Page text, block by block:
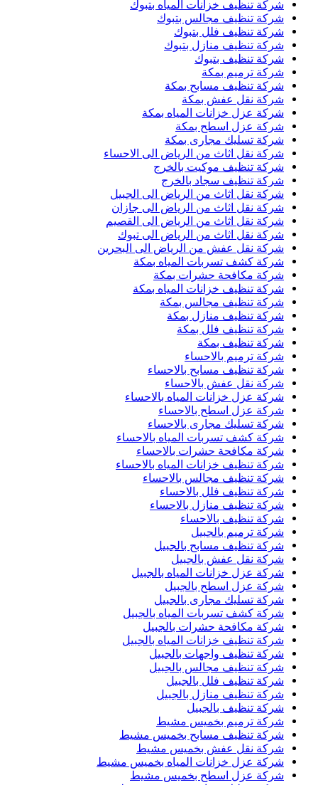
شركة تنظيف خزانات المياه بتبوك
شركة تنظيف مجالس بتبوك
شركة تنظيف فلل بتبوك
شركة تنظيف منازل بتبوك
شركة تنظيف بتبوك
شركة ترميم بمكة
شركة تنظيف مسابح بمكة
شركة نقل عفش بمكة
شركة عزل خزانات المياه بمكة
شركة عزل اسطح بمكة
شركة تسليك مجارى بمكة
شركة نقل اثاث من الرياض الى الاحساء
شركة تنظيف موكيت بالخرج
شركة تنظيف سجاد بالخرج
شركة نقل اثاث من الرياض الى الجبيل
شركة نقل اثاث من الرياض الى جازان
شركة نقل اثاث من الرياض الى القصيم
شركة نقل اثاث من الرياض الى تبوك
شركة نقل عفش من الرياض الى البحرين
شركة كشف تسربات المياه بمكة
شركة مكافحة حشرات بمكة
شركة تنظيف خزانات المياه بمكة
شركة تنظيف مجالس بمكة
شركة تنظيف منازل بمكة
شركة تنظيف فلل بمكة
شركة تنظيف بمكة
شركة ترميم بالاحساء
شركة تنظيف مسابح بالاحساء
شركة نقل عفش بالاحساء
شركة عزل خزانات المياه بالاحساء
شركة عزل اسطح بالاحساء
شركة تسليك مجارى بالاحساء
شركة كشف تسربات المياه بالاحساء
شركة مكافحة حشرات بالاحساء
شركة تنظيف خزانات المياه بالاحساء
شركة تنظيف مجالس بالاحساء
شركة تنظيف فلل بالاحساء
شركة تنظيف منازل بالاحساء
شركة تنظيف بالاحساء
شركة ترميم بالجبيل
شركة تنظيف مسابح بالجبيل
شركة نقل عفش بالجبيل
شركة عزل خزانات المياه بالجبيل
شركة عزل اسطح بالجبيل
شركة تسليك مجارى بالجبيل
شركة كشف تسربات المياه بالجبيل
شركة مكافحة حشرات بالجبيل
شركة تنظيف خزانات المياه بالجبيل
شركة تنظيف واجهات بالجبيل
شركة تنظيف مجالس بالجبيل
شركة تنظيف فلل بالجبيل
شركة تنظيف منازل بالجبيل
شركة تنظيف بالجبيل
شركة ترميم بخميس مشيط
شركة تنظيف مسابح بخميس مشيط
شركة نقل عفش بخميس مشيط
شركة عزل خزانات المياه بخميس مشيط
شركة عزل اسطح بخميس مشيط